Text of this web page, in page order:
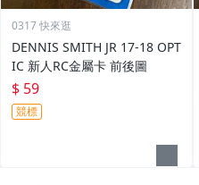
0317 快來逛
DENNIS SMITH JR 17-18 OPT
IC 新人RC金屬卡 前後圖
$ 59
競標